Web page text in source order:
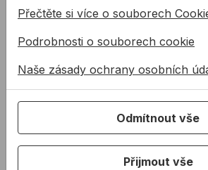
odstraňuje nevytvrzenou PU
olejů, vody (před zaschnutím)
osvěžuje a čistí staré laky,
určené pro stavebnictví, dílny,
strojírenské provozy,
Technické parametry:
Balení: 150 ks ubrousků
Přečtěte si více o souborech
Podrobnosti o souborech cookie
Naše zásady ochrany osobních
Odmítnout vše
Přijmout vše